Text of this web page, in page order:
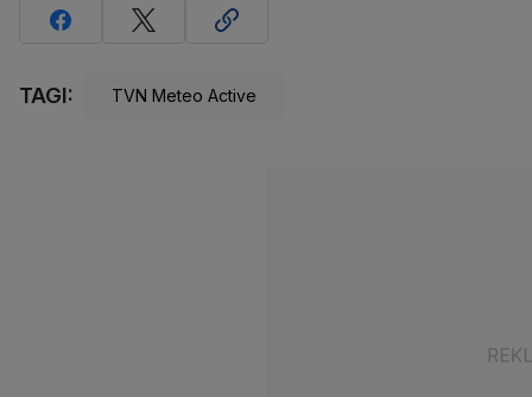
TAGI: TVN Meteo Active